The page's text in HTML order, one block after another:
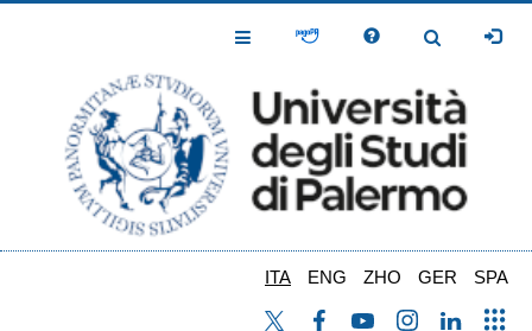
Toggle
Toggle
ITA ENG ZHO GER SPA